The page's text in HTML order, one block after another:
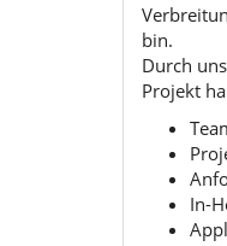
bin.
Durch
Projekt
In-